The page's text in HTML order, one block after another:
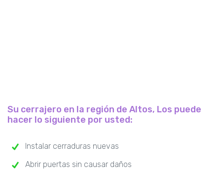
Su cerrajero en la región de Altos, Los puede
hacer lo siguiente por usted:
Instalar cerraduras nuevas
Abrir puertas sin causar daños